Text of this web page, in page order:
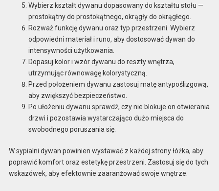
Wybierz kształt dywanu dopasowany do kształtu stołu —
prostokątny do prostokątnego, okrągły do okrągłego.
Rozważ funkcję dywanu oraz typ przestrzeni. Wybierz
odpowiedni materiał i runo, aby dostosować dywan do
intensywności użytkowania.
Dopasuj kolor i wzór dywanu do reszty wnętrza,
utrzymując równowagę kolorystyczną.
Przed położeniem dywanu zastosuj matę antypoślizgową,
aby zwiększyć bezpieczeństwo.
Po ułożeniu dywanu sprawdź, czy nie blokuje on otwierania
drzwi i pozostawia wystarczająco dużo miejsca do
swobodnego poruszania się.
W sypialni dywan powinien wystawać z każdej strony łóżka, aby
poprawić komfort oraz estetykę przestrzeni. Zastosuj się do tych
wskazówek, aby efektownie zaaranżować swoje wnętrze.